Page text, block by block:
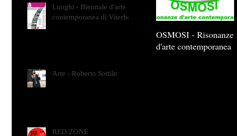
Luoghi - Biennale d'arte
contemporanea di Viterbo
Arte - Roberto Sottile
RED ZONE
OSMOSI - Risonanze
d'arte contemporanea